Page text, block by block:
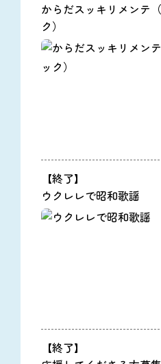
からだスッキリメンテ
ク）
【終了】
ウクレレで昭和歌謡
【終了】